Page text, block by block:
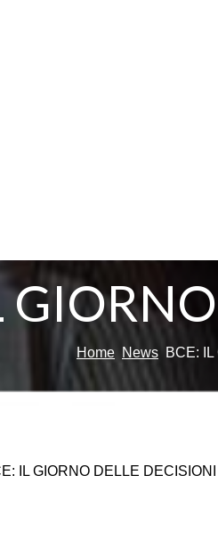
Home News BCE:
IL GIORNO DELLE DECISIONI